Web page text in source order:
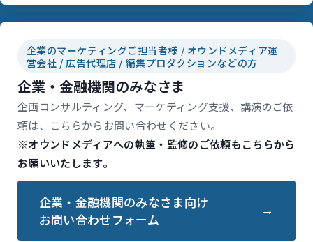
企業のマーケティングご担当者様 / オウンドメディア運
営会社 / 広告代理店 / 編集プロダクションなどの方
企業・金融機関のみなさま
企画コンサルティング、マーケティング支援、講演のご依
頼は、こちらからお問い合わせください。
※オウンドメディアへの執筆・監修のご依頼もこちらから
お願いいたします。
企業・金融機関のみなさま向け
お問い合わせフォーム